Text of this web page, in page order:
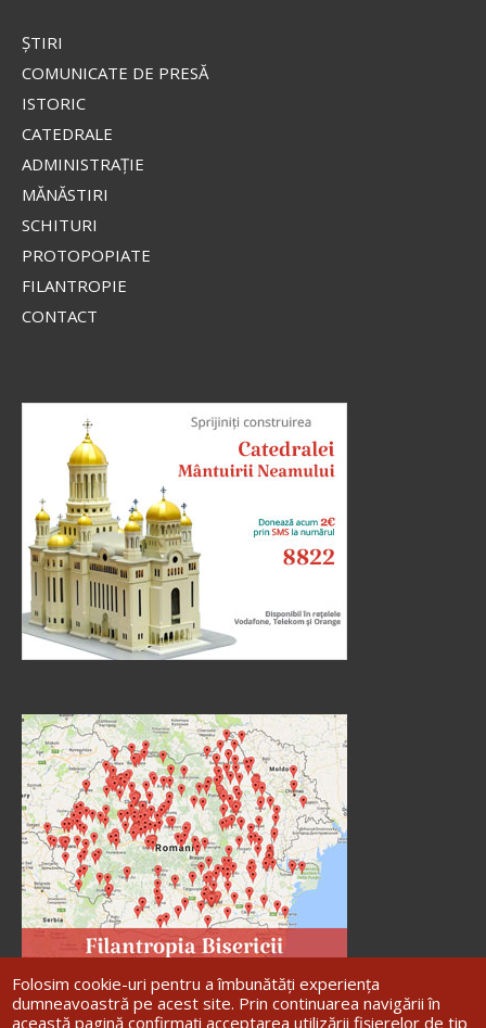
ŞTIRI
COMUNICATE DE PRESĂ
ISTORIC
CATEDRALE
ADMINISTRAŢIE
MĂNĂSTIRI
SCHITURI
PROTOPOPIATE
FILANTROPIE
CONTACT
Folosim cookie-uri pentru a îmbunătăți experiența
dumneavoastră pe acest site. Prin continuarea navigării în
această pagină confirmați acceptarea utilizării fișierelor de tip